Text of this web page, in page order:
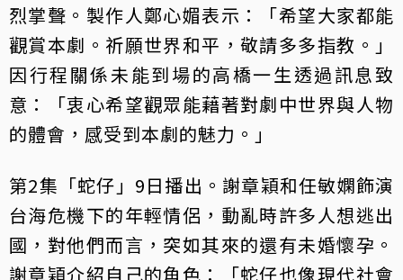
烈掌聲。製作人鄭心媚表示：「希望大家都能
觀賞本劇。祈願世界和平，敬請多多指教。」
因行程關係未能到場的高橋一生透過訊息致
意：「衷心希望觀眾能藉著對劇中世界與人物
的體會，感受到本劇的魅力。」
第2集「蛇仔」9日播出。謝章穎和任敏嫻飾演
台海危機下的年輕情侶，動亂時許多人想逃出
國，對他們而言，突如其來的還有未婚懷孕。
謝章穎介紹自己的角色：「蛇仔也像現代社會